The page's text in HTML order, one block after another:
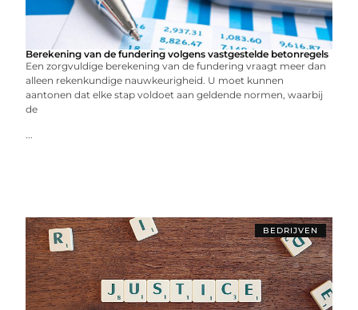
Berekening van de fundering volgens vastgestelde betonregels
Een zorgvuldige berekening van de fundering vraagt meer dan
alleen rekenkundige nauwkeurigheid. U moet kunnen
aantonen dat elke stap voldoet aan geldende normen, waarbij
de
...
BEDRIJVEN